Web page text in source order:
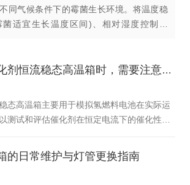
同气候条件下的霉菌生长环境。将温度稳
适宜生长温度区间)、相对湿度控制在
使用氢燃料催化剂恒流稳态高温箱时，需要注意以下事项
态高温箱主要用于模拟氢燃料电池在实际运
测试和评估催化剂在恒定电流下的催化性能
有助于优化催化剂的配方和制备工艺，提高
寿命。氢燃料催化剂恒流稳态高温箱特点：
源和温度控制系统均具备高精度调节功能，
的日常维护与灯管更换指南